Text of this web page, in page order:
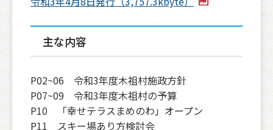
主な内容
P02~06 令和3年度木祖村施政方針
P07~09 令和3年度木祖村の予算
P10 「幸せテラスまめのわ」オープン
P11 スキー場あり方検討会